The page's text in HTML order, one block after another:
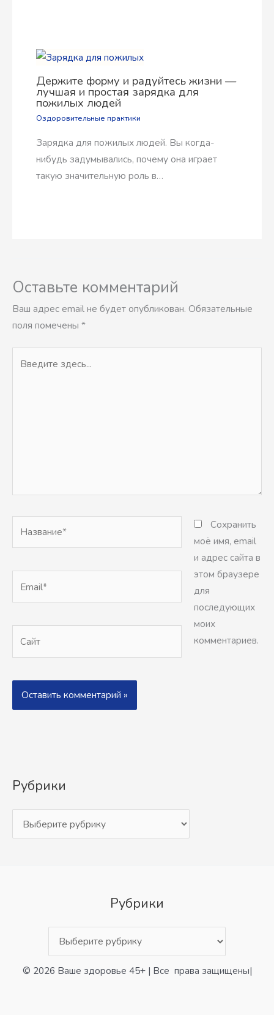
Держите форму и радуйтесь жизни —
лучшая и простая зарядка для
пожилых людей
Оздоровительные практики
Зарядка для пожилых людей. Вы когда-
нибудь задумывались, почему она играет
такую значительную роль в…
Оставьте комментарий
Ваш адрес email не будет опубликован. Обязательные
поля помечены *
здесь...
Сохранить
моё имя, email
и адрес сайта в
этом браузере
для
последующих
моих
комментариев.
Рубрики
Рубрики
© 2026 Ваше здоровье 45+ | Все права защищены|